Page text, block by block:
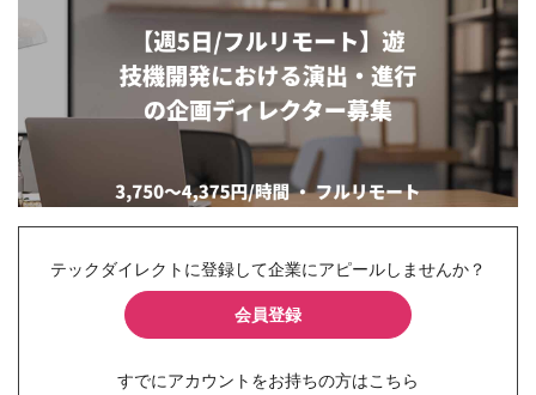
テックダイレクトに登録して企業にアピールしませんか？
会員登録
すでにアカウントをお持ちの方はこちら